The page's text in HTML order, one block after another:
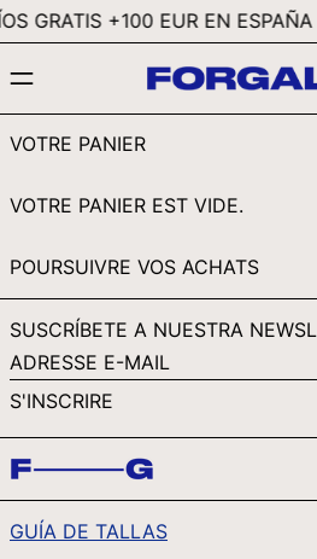
GRATIS +100 EUR EN
MENU
VOTRE PANIER
VOTRE PANIER EST VIDE.
POURSUIVRE VOS ACHATS
SUSCRÍBETE A NUESTRA
ADRESSE
E-
MAIL
S'INSCRIRE
GUÍA DE TALLAS
RON LEI
RSD РСД
RWF FRW
SEK KR
SHP £
THB ฿
TOP T$
TTD $
TWD $